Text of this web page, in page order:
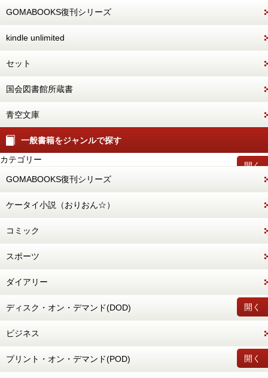
GOMABOOKS復刊シリーズ
kindle unlimited
セット
国会図書館所蔵書
青空文庫
一般書籍をジャンルで探す
開く
カテゴリー
GOMABOOKS復刊シリーズ
ケータイ小説（おりおん☆）
コミック
スポーツ
ダイアリー
開く
ディスク・オン・デマンド(DOD)
ビジネス
開く
プリント・オン・デマンド(POD)